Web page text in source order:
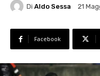
Di Aldo Sessa 21
Facebook